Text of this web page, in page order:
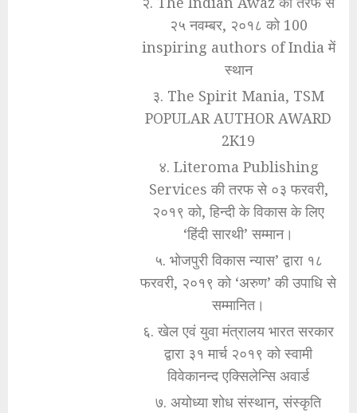
२५ नवम्बर, २०१८ को 100
inspiring authors of India में
स्थान
३. The Spirit Mania, TSM
POPULAR AUTHOR AWARD
2K19
४. Literoma Publishing
Services की तरफ से ०३ फरवरी,
२०१९ को, हिन्दी के विकास के लिए
‘हिंदी सारथी’ सम्मान।
५. भोजपुरी विकास न्यास’ द्वारा १८
फरवरी, २०१९ को ‘अरुण’ की उपाधि से
सम्मानित।
६. खेल एवं युवा मंत्रालय भारत सरकार
द्वारा ३१ मार्च २०१९ को स्वामी
विवेकानन्द एक्सिलेन्सि अवार्ड
७. अयोध्या शोध संस्थान, संस्कृति